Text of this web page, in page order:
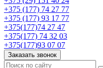
+375 (177) 74 27 77
+375 (177) 93 17 77
+375(177)74 27 47
+375(177) 74 32 03
+375(177)93 07 07
Заказать звонок